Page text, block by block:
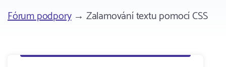
Fórum podpory→ Zalamování textu pomocí CSS